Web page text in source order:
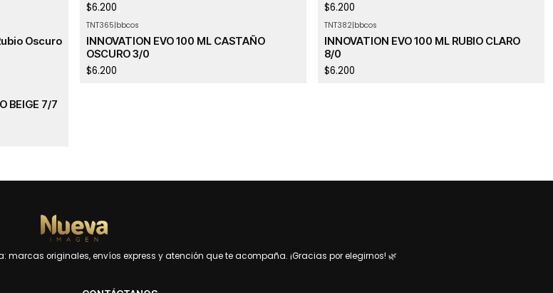
$6.200 $6.200
Oscuro
TNT365|bbcos
INNOVATION EVO 100 ML CASTAÑO
OSCURO 3/0
$6.200
TNT382|bbcos
INNOVATION EVO 100 ML RUBIO CLARO
8/0
$6.200
BEIGE 7/7
originales, envíos express y atención que te acompaña. ¡Gracias por elegirnos! 🌿